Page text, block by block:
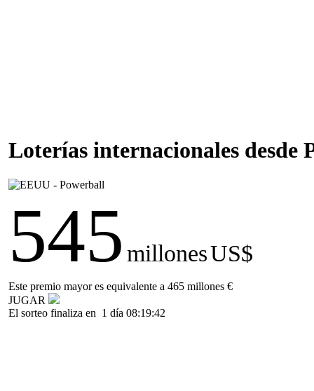
Loterías internacionales desde
545 millonesUS$
Este premio mayor es equivalente a 465 millones €
JUGAR
El sorteo finaliza en 1 día 08:19:42